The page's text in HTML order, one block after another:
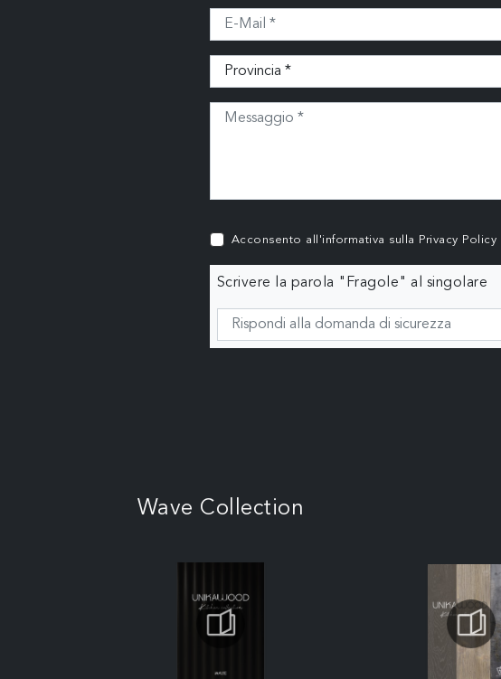
Acconsento all'informativa sulla Privacy Policy
Scrivere la parola "Fragole" al singolare
Wave Collection